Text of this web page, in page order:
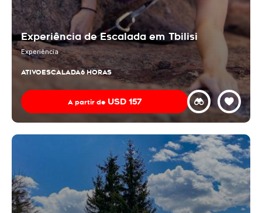
Experiência de Escalada em Tbilisi
Experiência
ATIVOESCALADA6 HORAS
A partir de USD 157